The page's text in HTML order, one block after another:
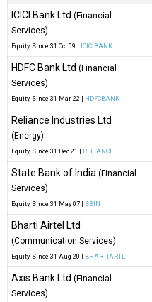
ICICI Bank Ltd (Financial
Services)
Equity , Since 31 Oct 09 | ICICIBANK
HDFC Bank Ltd (Financial
Services)
Equity , Since 31 Mar 22 | HDFCBANK
Reliance Industries Ltd
(Energy)
Equity , Since 31 Dec 21 | RELIANCE
State Bank of India (Financial
Services)
Equity , Since 31 May 07 | SBIN
Bharti Airtel Ltd
(Communication Services)
Equity , Since 31 Aug 20 | BHARTIARTL
Axis Bank Ltd (Financial
Services)